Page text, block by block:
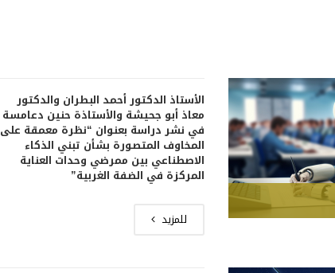
الأستاذ الدكتور أحمد البطران والدكتور
معاذ أبو جحيشة والأستاذة حنين دعامسة
في نشر دراسة بعنوان “نظرة معمقة على
المخاوف المتصورة بشأن تبني الذكاء
الاصطناعي بين ممرضي وحدات العناية
المركزة في الضفة الغربية”
للمزيد